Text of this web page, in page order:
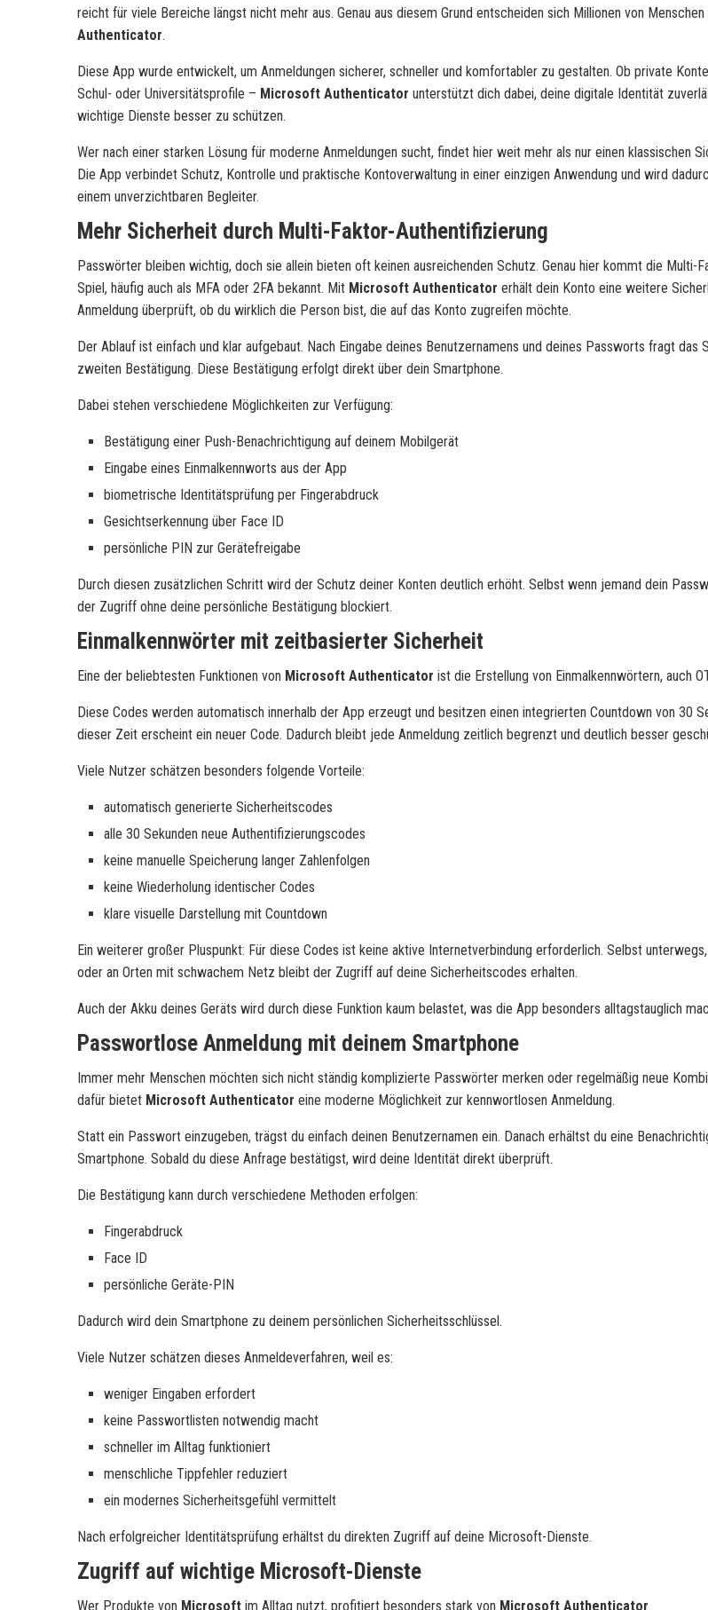
reicht für viele Bereiche längst nicht mehr aus. Genau aus diesem Grund entscheiden sich Millionen von
Authenticator.
Diese App wurde entwickelt, um Anmeldungen sicherer, schneller und komfortabler zu gestalten. Ob private
Schul- oder Universitätsprofile – Microsoft Authenticator unterstützt dich dabei, deine digitale Identität
wichtige Dienste besser zu schützen.
Wer nach einer starken Lösung für moderne Anmeldungen sucht, findet hier weit mehr als nur einen klassischen
Die App verbindet Schutz, Kontrolle und praktische Kontoverwaltung in einer einzigen Anwendung und wird
einem unverzichtbaren Begleiter.
Mehr Sicherheit durch Multi-Faktor-Authentifizierung
Passwörter bleiben wichtig, doch sie allein bieten oft keinen ausreichenden Schutz. Genau hier kommt die Multi-
Spiel, häufig auch als MFA oder 2FA bekannt. Mit Microsoft Authenticator erhält dein Konto eine weitere
Anmeldung überprüft, ob du wirklich die Person bist, die auf das Konto zugreifen möchte.
Der Ablauf ist einfach und klar aufgebaut. Nach Eingabe deines Benutzernamens und deines Passworts fragt das
zweiten Bestätigung. Diese Bestätigung erfolgt direkt über dein Smartphone.
Dabei stehen verschiedene Möglichkeiten zur Verfügung:
Bestätigung einer Push-Benachrichtigung auf deinem Mobilgerät
Eingabe eines Einmalkennworts aus der App
biometrische Identitätsprüfung per Fingerabdruck
Gesichtserkennung über Face ID
persönliche PIN zur Gerätefreigabe
Durch diesen zusätzlichen Schritt wird der Schutz deiner Konten deutlich erhöht. Selbst wenn jemand dein
der Zugriff ohne deine persönliche Bestätigung blockiert.
Einmalkennwörter mit zeitbasierter Sicherheit
Eine der beliebtesten Funktionen von Microsoft Authenticator ist die Erstellung von Einmalkennwörtern, auch
Diese Codes werden automatisch innerhalb der App erzeugt und besitzen einen integrierten Countdown von 30
dieser Zeit erscheint ein neuer Code. Dadurch bleibt jede Anmeldung zeitlich begrenzt und deutlich besser
Viele Nutzer schätzen besonders folgende Vorteile:
automatisch generierte Sicherheitscodes
alle 30 Sekunden neue Authentifizierungscodes
keine manuelle Speicherung langer Zahlenfolgen
keine Wiederholung identischer Codes
klare visuelle Darstellung mit Countdown
Ein weiterer großer Pluspunkt: Für diese Codes ist keine aktive Internetverbindung erforderlich. Selbst
oder an Orten mit schwachem Netz bleibt der Zugriff auf deine Sicherheitscodes erhalten.
Auch der Akku deines Geräts wird durch diese Funktion kaum belastet, was die App besonders alltagstauglich
Passwortlose Anmeldung mit deinem Smartphone
Immer mehr Menschen möchten sich nicht ständig komplizierte Passwörter merken oder regelmäßig neue
dafür bietet Microsoft Authenticator eine moderne Möglichkeit zur kennwortlosen Anmeldung.
Statt ein Passwort einzugeben, trägst du einfach deinen Benutzernamen ein. Danach erhältst du eine
Smartphone. Sobald du diese Anfrage bestätigst, wird deine Identität direkt überprüft.
Die Bestätigung kann durch verschiedene Methoden erfolgen:
Fingerabdruck
Face ID
persönliche Geräte-PIN
Dadurch wird dein Smartphone zu deinem persönlichen Sicherheitsschlüssel.
Viele Nutzer schätzen dieses Anmeldeverfahren, weil es:
weniger Eingaben erfordert
keine Passwortlisten notwendig macht
schneller im Alltag funktioniert
menschliche Tippfehler reduziert
ein modernes Sicherheitsgefühl vermittelt
Nach erfolgreicher Identitätsprüfung erhältst du direkten Zugriff auf deine Microsoft-Dienste.
Zugriff auf wichtige Microsoft-Dienste
Wer Produkte von Microsoft im Alltag nutzt, profitiert besonders stark von Microsoft Authenticator.